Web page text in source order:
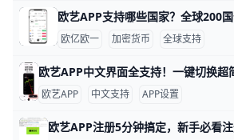
欧亿欧一 加密货币 全球支持
欧艺APP 中文支持 APP设置